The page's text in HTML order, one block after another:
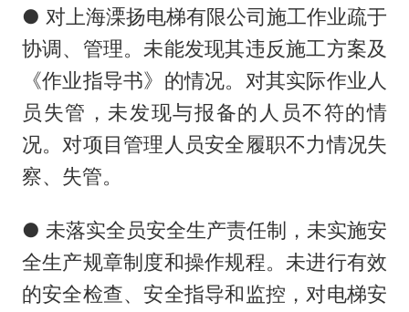
● 对上海溧扬电梯有限公司施工作业疏于
协调、管理。未能发现其违反施工方案及
《作业指导书》的情况。对其实际作业人
员失管，未发现与报备的人员不符的情
况。对项目管理人员安全履职不力情况失
察、失管。
● 未落实全员安全生产责任制，未实施安
全生产规章制度和操作规程。未进行有效
的安全检查、安全指导和监控，对电梯安